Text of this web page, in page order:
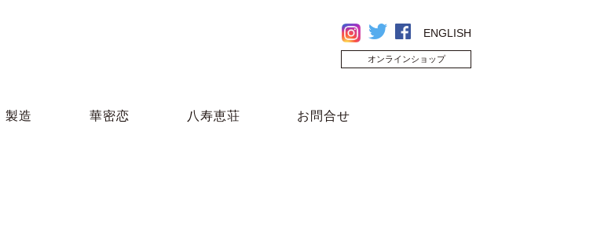
ENGLISH
オンラインショップ
製造 華密恋 八寿恵荘 お問合せ